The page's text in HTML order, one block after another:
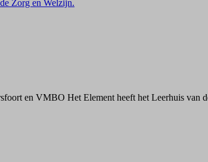
Zorg en Welzijn.
en VMBO Het Element heeft het Leerhuis van